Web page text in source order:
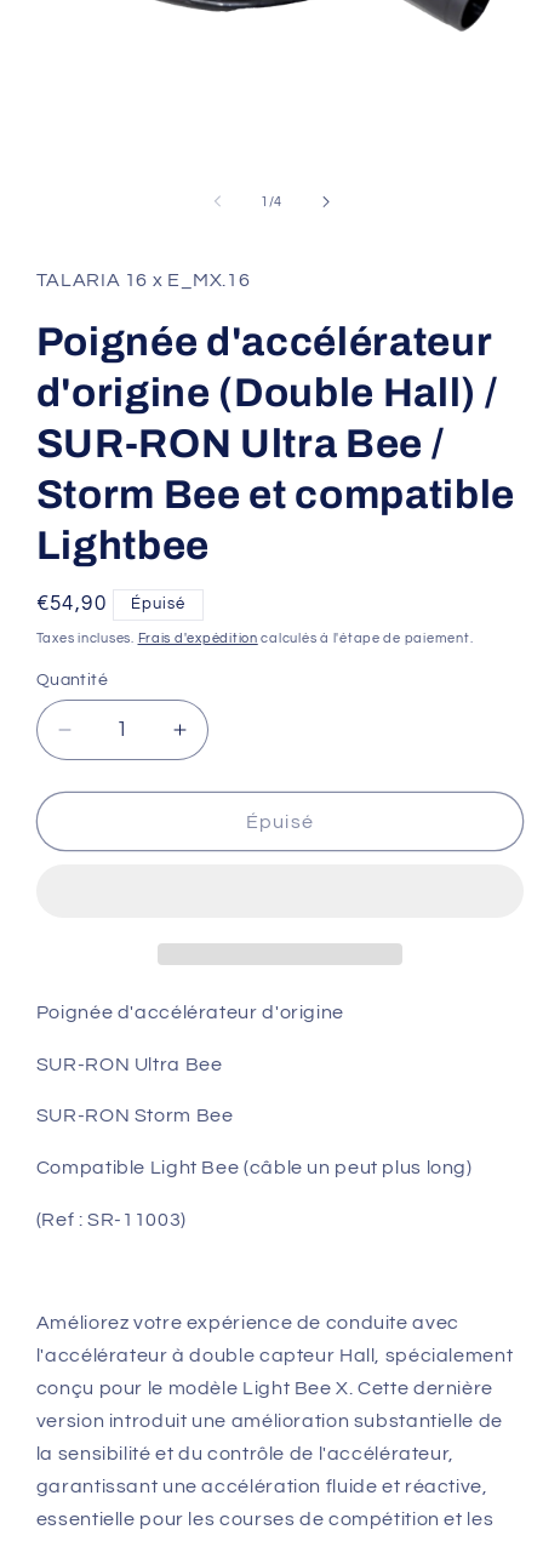
fenêtre
modale
1 /de
4
TALARIA 16 x E_MX.16
Poignée d'accélérateur
d'origine (Double Hall) /
SUR-RON Ultra Bee /
Storm Bee et compatible
Lightbee
Prix
habituel
€54,90 Épuisé
Taxes incluses. Frais d'expédition calculés à l'étape de paiement.
Quantité
Réduire
la
quantité
Poignée
SUR-
Ultra
/
Bee
compatible
Augmenter
la
quantité
Poignée
SUR-
Ultra
/
Bee
compatible
Épuisé
Poignée d'accélérateur d'origine
SUR-RON Ultra Bee
SUR-RON Storm Bee
Compatible Light Bee (câble un peut plus long)
(Ref : SR-11003)
Améliorez votre expérience de conduite avec
l'accélérateur à double capteur Hall, spécialement
conçu pour le modèle Light Bee X. Cette dernière
version introduit une amélioration substantielle de
la sensibilité et du contrôle de l'accélérateur,
garantissant une accélération fluide et réactive,
essentielle pour les courses de compétition et les